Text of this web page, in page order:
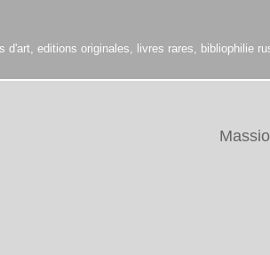
d'art, editions originales, livres rares, bibliophilie